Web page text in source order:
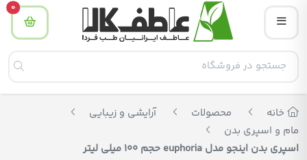
0
خانه محصولات
آرایشی و زیبایی
مام و اسپری بدن
اسپری بدن اینجو مدل euphoria حجم 100 میلی لیتر